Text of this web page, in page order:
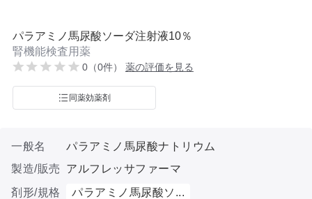
パラアミノ馬尿酸ソーダ注射液10％
腎機能検査用薬
0（0件） 薬の評価を見る
同薬効薬剤
一般名
パラアミノ馬尿酸ナトリウム
製造/販売
アルフレッサファーマ
剤形/規格
パラアミノ馬尿酸ソ...